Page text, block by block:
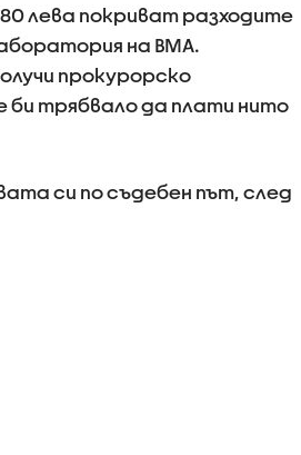
лева покриват разходите
на ВМА.
прокурорско
би трябвало да плати нито
си по съдебен път, след